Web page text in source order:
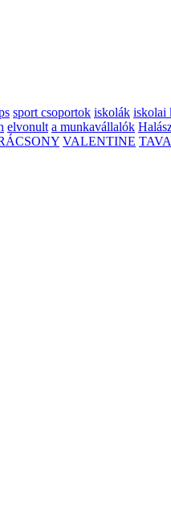
sport csoportok iskolák iskolai
elvonult a munkavállalók
VALENTINE